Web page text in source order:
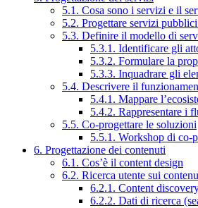
5.1. Cosa sono i servizi e il
5.2. Progettare servizi
5.3. Definire il modello di
5.3.1. Identificare gli
5.3.2. Formulare la
5.3.3. Inquadrare gli
5.4. Descrivere il
5.4.1. Mappare
5.4.2. Rappresentare i
5.5. Co-progettare le soluzioni
5.5.1. Workshop di co-
6. Progettazione dei contenuti
6.1. Cos’è il content design
6.2. Ricerca utente sui
6.2.1. Content
6.2.2. Dati di ricerca